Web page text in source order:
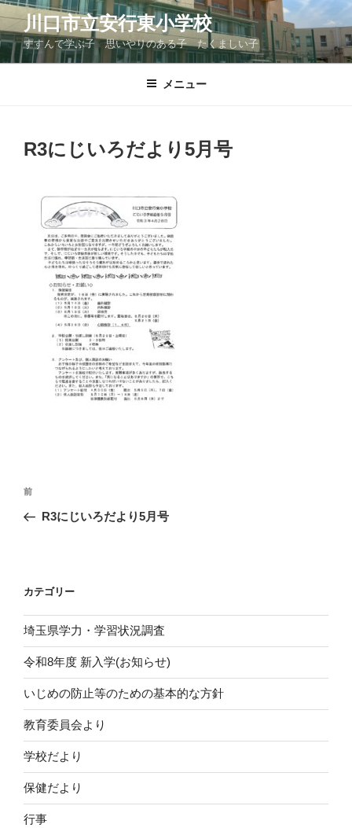
コ
ン
テ
ン
川口市立安行東小学校
すすんで学ぶ子 思いやりのある子 たくましい子
メニュー
R3にじいろだより5月号
投
ナ
ー
シ
ョ
ン
前
の
前
R3にじいろだより5月号
カテゴリー
埼玉県学力・学習状況調査
令和8年度 新入学(お知らせ)
いじめの防止等のための基本的な方針
教育委員会より
学校だより
保健だより
行事